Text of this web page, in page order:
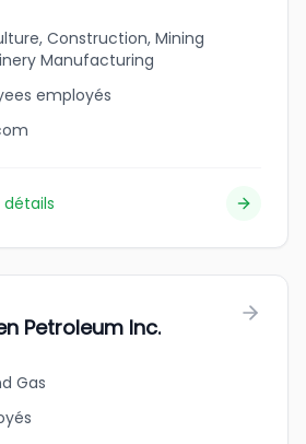
Construction, Mining
Manufacturing
employés
détails
Petroleum Inc.
Gas